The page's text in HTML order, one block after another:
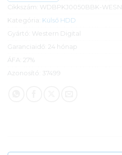
Cikkszám: WDBPKJ0050BBK-WESN
Kategória: Külső HDD
Gyártó: Western Digital
Garanciaidő: 24 hónap
ÁFA: 27%
Azonosító: 37499